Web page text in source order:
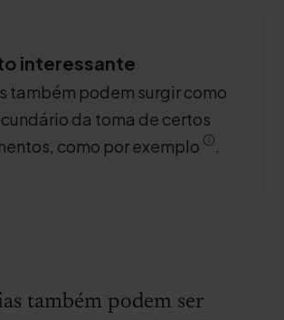
interessante
também podem surgir como
da toma de certos
como por exemplo
.
também podem ser